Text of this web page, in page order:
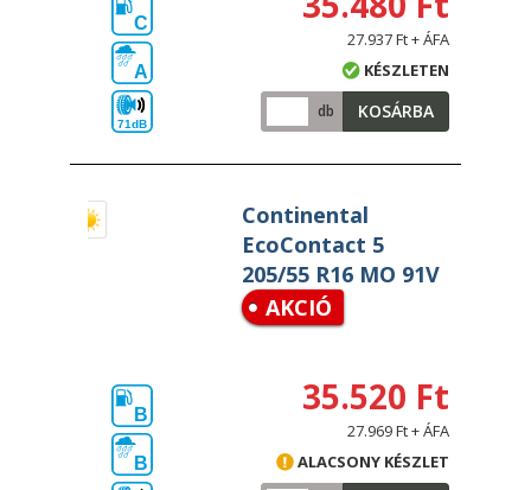
C
A
71dB
27.937 Ft + ÁFA
KÉSZLETEN
db KOSÁRBA
Continental
EcoContact 5
205/55 R16 MO 91V
AKCIÓ
B
B
35.520 Ft
27.969 Ft + ÁFA
ALACSONY KÉSZLET